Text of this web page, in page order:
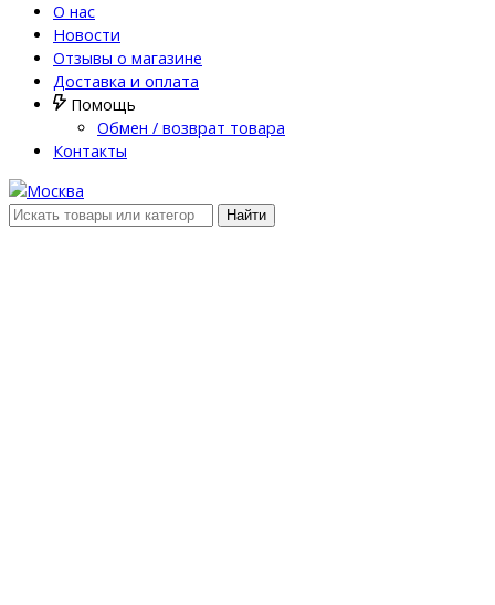
О нас
Новости
Отзывы о магазине
Доставка и оплата
Помощь
Обмен / возврат товара
Контакты
Найти